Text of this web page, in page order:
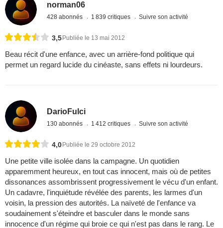
norman06
428 abonnés 1 839 critiques Suivre son activité
3,5Publiée le 13 mai 2012
Beau récit d'une enfance, avec un arrière-fond politique qui
permet un regard lucide du cinéaste, sans effets ni lourdeurs.
DarioFulci
130 abonnés 1 412 critiques Suivre son activité
4,0 Publiée le 29 octobre 2012
Une petite ville isolée dans la campagne. Un quotidien
apparemment heureux, en tout cas innocent, mais où de petites
dissonances assombrissent progressivement le vécu d'un enfant.
Un cadavre, l'inquiétude révélée des parents, les larmes d'un
voisin, la pression des autorités. La naïveté de l'enfance va
soudainement s'éteindre et basculer dans le monde sans
innocence d'un régime qui broie ce qui n'est pas dans le rang. Le